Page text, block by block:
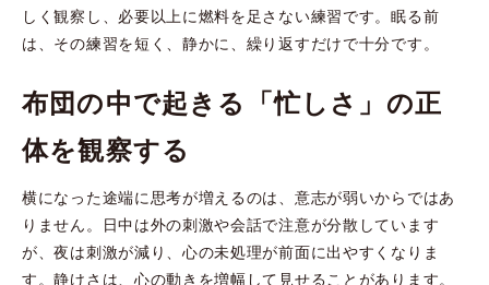
しく観察し、必要以上に燃料を足さない練習です。眠る前
は、その練習を短く、静かに、繰り返すだけで十分です。
布団の中で起きる「忙しさ」の正
体を観察する
横になった途端に思考が増えるのは、意志が弱いからではあ
りません。日中は外の刺激や会話で注意が分散しています
が、夜は刺激が減り、心の未処理が前面に出やすくなりま
す。静けさは、心の動きを増幅して見せることがあります。